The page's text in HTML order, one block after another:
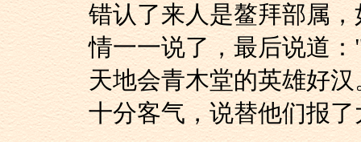
错认了来人是鳌拜部属
情一一说了，最后说道
天地会青木堂的英雄好
十分客气，说替他们报